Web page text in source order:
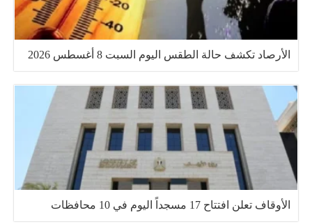
الأرصاد تكشف حالة الطقس اليوم السبت 8 أغسطس 2026
الأوقاف تعلن افتتاح 17 مسجداً اليوم في 10 محافظات